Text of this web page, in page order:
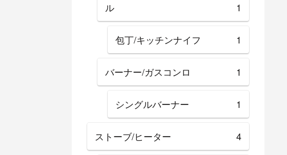
ル
1
包丁/キッチンナイフ 1
バーナー/ガスコンロ 1
シングルバーナー 1
ストーブ/ヒーター 4